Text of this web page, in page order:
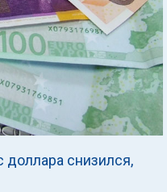
доллара снизился,